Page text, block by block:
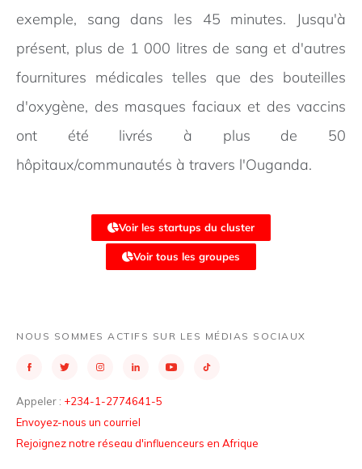
exemple, sang dans les 45 minutes. Jusqu'à
présent, plus de 1 000 litres de sang et d'autres
fournitures médicales telles que des bouteilles
d'oxygène, des masques faciaux et des vaccins
ont été livrés à plus de 50
hôpitaux/communautés à travers l'Ouganda.
Voir les startups du cluster
Voir tous les groupes
NOUS SOMMES ACTIFS SUR LES MÉDIAS SOCIAUX
Appeler : +234-1-2774641-5
Envoyez-nous un courriel
Rejoignez notre réseau d'influenceurs en Afrique